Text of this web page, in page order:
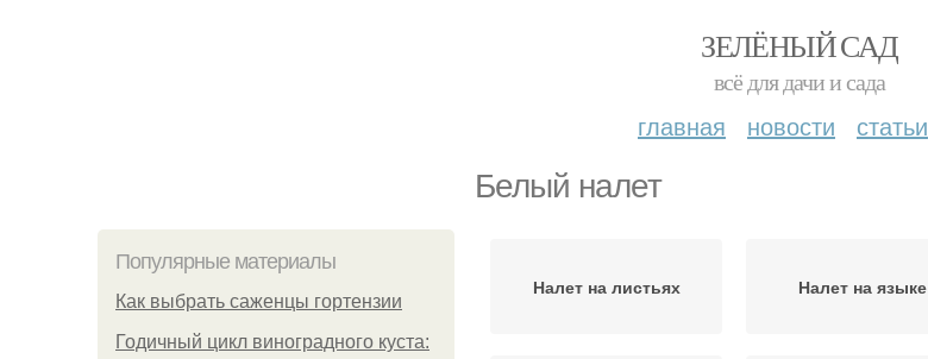
ЗЕЛЁНЫЙ САД
всё для дачи и сада
главная новости статьи
Белый налет
Популярные материалы
Как выбрать саженцы гортензии
Годичный цикл виноградного куста:
Налет на листьях Налет на языке